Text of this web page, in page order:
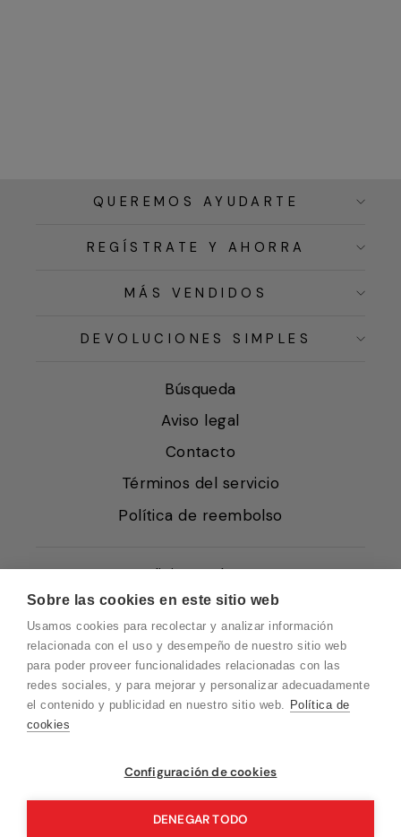
Sobre las cookies en este sitio web
Usamos cookies para recolectar y analizar información
relacionada con el uso y desempeño de nuestro sitio web
para poder proveer funcionalidades relacionadas con las
redes sociales, y para mejorar y personalizar adecuadamente
el contenido y publicidad en nuestro sitio web. Política de
cookies
Configuración de cookies
DENEGAR TODO
QUEREMOS AYUDARTE
REGÍSTRATE Y AHORRA
MÁS VENDIDOS
DEVOLUCIONES SIMPLES
Búsqueda
Aviso legal
Contacto
Términos del servicio
Política de reembolso
Condiciones de Venta
Quiénes somos
Política de Cookies
Protección de Datos
Blog EN
Blog DE
Blog IT
Vuelvo en un momento. Recuerda que
nuestro horario de atención al cliente es de